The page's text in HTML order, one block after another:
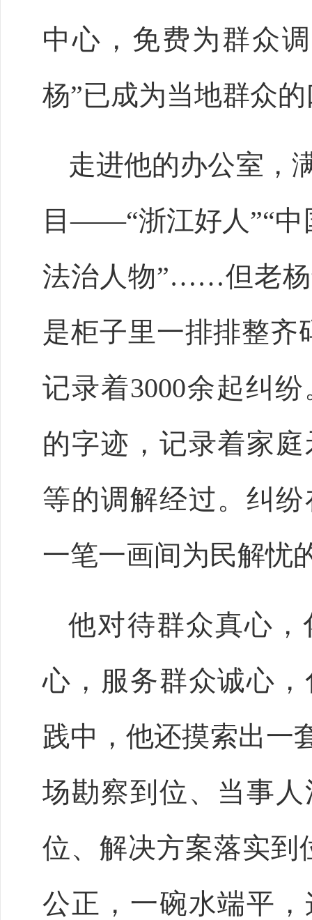
中心，免费为群众
杨”已成为当地群众
走进他的办公室，
目——“浙江好人”“中
法治人物”……但老杨
是柜子里一排排整齐
记录着3000余起纠
的字迹，记录着家
等的调解经过。纠
一笔一画间为民解忧
他对待群众真心
心，服务群众诚心
践中，他还摸索出一
场勘察到位、当事
位、解决方案落实到
公正，一碗水端平